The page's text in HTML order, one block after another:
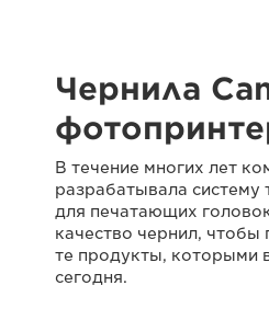
Чернила
В течение многих лет
разрабатывала систему
для печатающих
качество чернил, чтобы
те продукты, которыми
сегодня.